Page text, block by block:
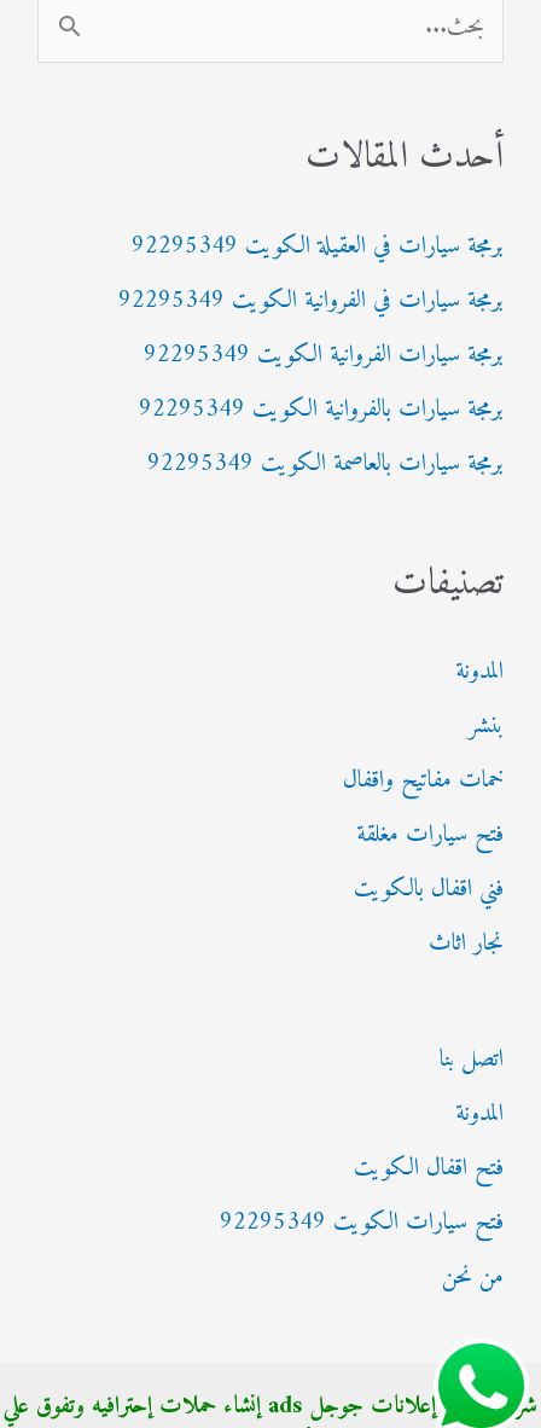
ل
ح
ع
ن
:
أحدث المقالات
برمجة سيارات في العقيلة الكويت 92295349
برمجة سيارات في الفروانية الكويت 92295349
برمجة سيارات الفروانية الكويت 92295349
برمجة سيارات بالفروانية الكويت 92295349
برمجة سيارات بالعاصمة الكويت 92295349
تصنيفات
المدونة
بنشر
خمات مفاتيح واقفال
فتح سيارات مغلقة
فني اقفال بالكويت
نجار اثاث
اتصل بنا
المدونة
فتح اقفال الكويت
فتح سيارات الكويت 92295349
من نحن
شركة الناجي إعلانات جوجل ads إنشاء حملات إحترافيه وتفوق علي